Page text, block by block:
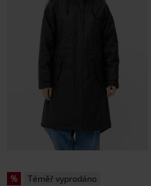
% Téměř vyprodáno